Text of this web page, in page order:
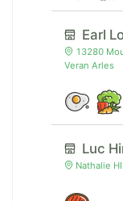
Earl
13280
Veran Arles
Luc
Nathalie